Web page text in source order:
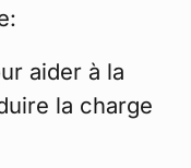
aider à la
la charge